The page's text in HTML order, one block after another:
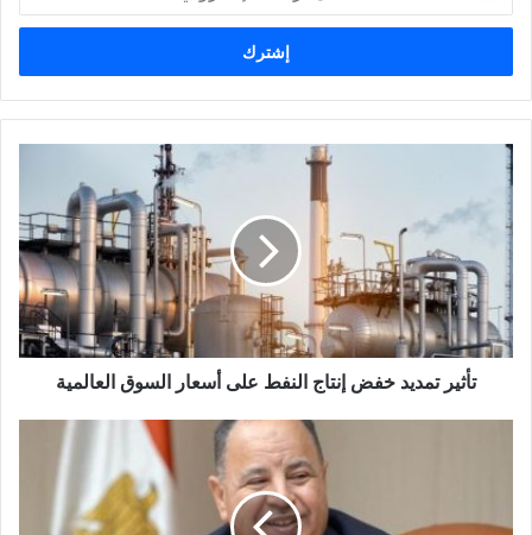
الإلكتروني
تأثير
تمديد
خفض
إنتاج
النفط
على
أسعار
السوق
العالمية
تأثير تمديد خفض إنتاج النفط على أسعار السوق العالمية
السياسات